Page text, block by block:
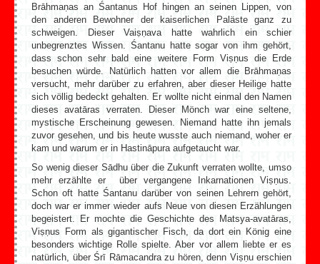
Brāhmaṇas an Śantanus Hof hingen an seinen Lippen, von
den anderen Bewohner der kaiserlichen Paläste ganz zu
schweigen. Dieser Vaiṣṇava hatte wahrlich ein schier
unbegrenztes Wissen. Śantanu hatte sogar von ihm gehört,
dass schon sehr bald eine weitere Form Viṣṇus die Erde
besuchen würde. Natürlich hatten vor allem die Brāhmaṇas
versucht, mehr darüber zu erfahren, aber dieser Heilige hatte
sich völlig bedeckt gehalten. Er wollte nicht einmal den Namen
dieses avatāras verraten. Dieser Mönch war eine seltene,
mystische Erscheinung gewesen. Niemand hatte ihn jemals
zuvor gesehen, und bis heute wusste auch niemand, woher er
kam und warum er in Hastināpura aufgetaucht war.
So wenig dieser Sādhu über die Zukunft verraten wollte, umso
mehr erzählte er über vergangene Inkarnationen Viṣṇus.
Schon oft hatte Śantanu darüber von seinen Lehrern gehört,
doch war er immer wieder aufs Neue von diesen Erzählungen
begeistert. Er mochte die Geschichte des Matsya-avatāras,
Viṣṇus Form als gigantischer Fisch, da dort ein König eine
besonders wichtige Rolle spielte. Aber vor allem liebte er es
natürlich, über Śrī Rāmacandra zu hören, denn Viṣṇu erschien